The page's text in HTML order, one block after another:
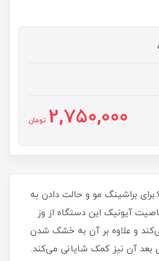
2,750,000 تومان
سشوار چرخشی 6020ez:برای براشینگ مو و حالت دادن به
آیونیک این دستگاه از وز
و علاوه بر آن به خشک شدن
بعد آن نیز کمک شایانی می‌کند.